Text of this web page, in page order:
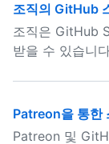
조직의 GitHub
조직은 GitHub
받을 수 있습니
Patreon을 통한
Patreon 및